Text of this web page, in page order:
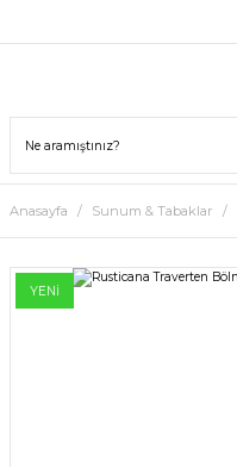
Anasayfa Sunum & Tabaklar
YENİ